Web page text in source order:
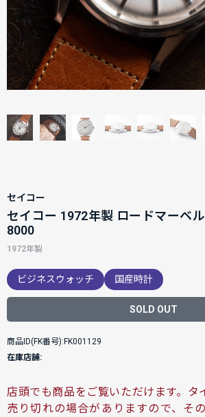
セイコー
セイコー 1972年製 ロードマーベ
8000
1972年製
ビジネスウォッチ 国産時計
SOLD OUT
商品ID(FK番号):FK001129
在庫店舗:
店頭でも商品をご覧いただけます。タ
売り切れの場合がありますので、そ